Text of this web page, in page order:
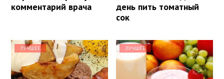
комментарий врача
день пить томатный
сок
ЛУЧШЕЕ ЛУЧШЕЕ